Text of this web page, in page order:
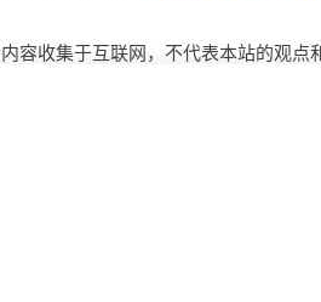
容收集于互联网，不代表本站的观点